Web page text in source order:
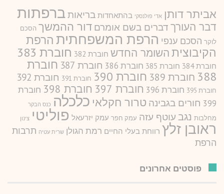
אביתר דותן אדי פולנסקי בהתאחדות בריאותברפתות
דבר העורך דברים בשם אומרם דור ההמשך הסכם
לוקר הסכם ענפי הרפת המשפחתית הרפת
הקיבוציתהשומר החדש חוברת 382 חוברת 383
חוברת 384 חוברת 385 חוברת 386 חוברת 387
חוברת
388 חוברת 389 חוברת 390 חוברת 391 חוברת 392
חוברת 395 חוברת 396 חוברת 397 חוברת 398
חוברת
399 חורים בגבינה טרור חקלאי כלכלה כנס הבקר
מחלבות נגב עוטף עזה עמק חפר עמק יזרעאל פוליטי צינון
ראובן זלץ רווחת בעלי החיים רמת הגולן שרית עטיה תרבות
הרפת
פוסטים אחרונים